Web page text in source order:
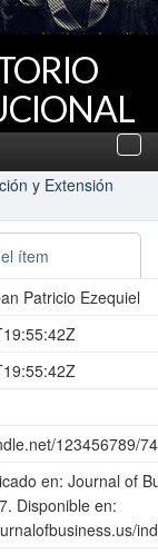
y Extensión
ítem
Patricio Ezequiel
123456789/
en: Journal of
Disponible en: